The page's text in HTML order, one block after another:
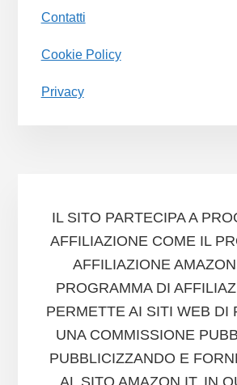
Contatti
Cookie Policy
Privacy
IL SITO PARTECIPA A
AFFILIAZIONE COME IL
AFFILIAZIONE
PROGRAMMA DI
PERMETTE AI SITI WEB DI
UNA COMMISSIONE
PUBBLICIZZANDO E